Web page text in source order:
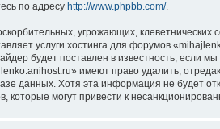
по адресу http://www.phpbb.com/.
угрожающих,
услуги хостинга для форумов
будет поставлен в известность, если
имеют право удалить,
данных. Хотя эта информация не будет
которые могут привести к